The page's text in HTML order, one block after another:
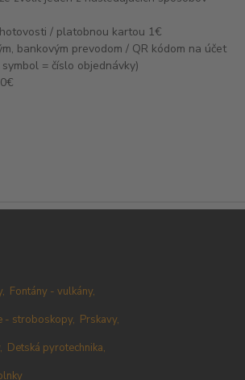
/ platobnou kartou 1€
bankovým prevodom / QR kódom na účet
= číslo objednávky)
Fontány - vulkány,
- stroboskopy, Prskavy,
Detská pyrotechnika,